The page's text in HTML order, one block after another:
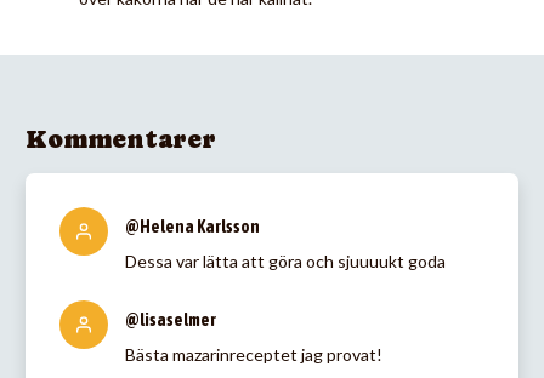
Kommentarer
@Helena Karlsson
Dessa var lätta att göra och sjuuuukt goda
@lisaselmer
Bästa mazarinreceptet jag provat!